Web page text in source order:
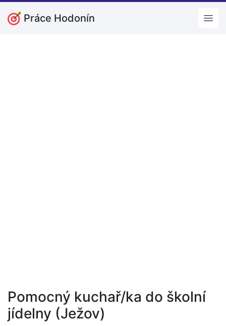
Práce Hodonín
Pomocný kuchař/ka do školní
jídelny (Ježov)